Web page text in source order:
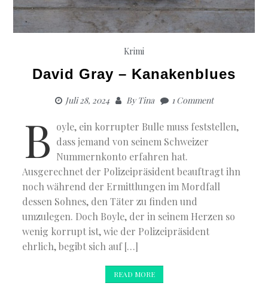
Krimi
David Gray – Kanakenblues
Juli 28, 2024 ByTina 1 Comment
B oyle, ein korrupter Bulle muss feststellen,
dass jemand von seinem Schweizer
Nummernkonto erfahren hat.
Ausgerechnet der Polizeipräsident beauftragt ihn
noch während der Ermittlungen im Mordfall
dessen Sohnes, den Täter zu finden und
umzulegen. Doch Boyle, der in seinem Herzen so
wenig korrupt ist, wie der Polizeipräsident
ehrlich, begibt sich auf […]
READ MORE